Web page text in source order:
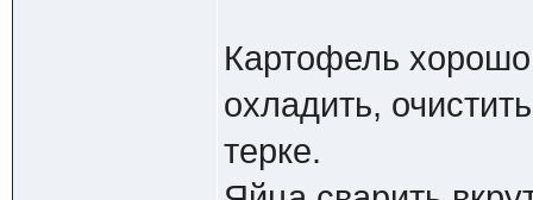
Картофель
охладить,
терке.